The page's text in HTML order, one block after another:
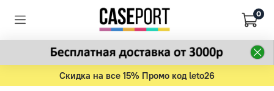
0
Скидка на все 15% Промо код leto26